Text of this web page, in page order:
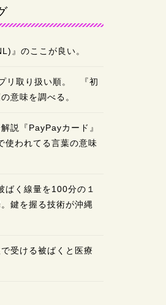
』のここが良い。
リ取り扱い順。 『初
意味を調べる。
説『PayPayカード』
使われてる言葉の意味
ばく線量を100分の１
鍵を握る技術が沖縄
受ける被ばくと医療